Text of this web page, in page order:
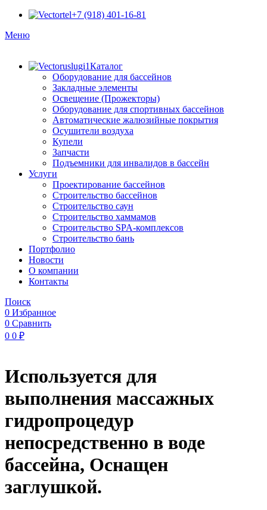
+7 (918) 401-16-81
Меню
Каталог
Оборудование для бассейнов
Закладные элементы
Освещение (Прожекторы)
Оборудование для спортивных бассейнов
Автоматические жалюзийные покрытия
Осушители воздуха
Купели
Запчасти
Подъемники для инвалидов в бассейн
Услуги
Проектирование бассейнов
Строительство бассейнов
Строительство саун
Строительство хаммамов
Строительство SPA-комплексов
Строительство бань
Портфолио
Новости
O компании
Контакты
Поиск
0 Избранное
0 Сравнить
0 0 ₽
Используется для
выполнения массажных
гидропроцедур
непосредственно в воде
бассейна, Оснащен
заглушкой.